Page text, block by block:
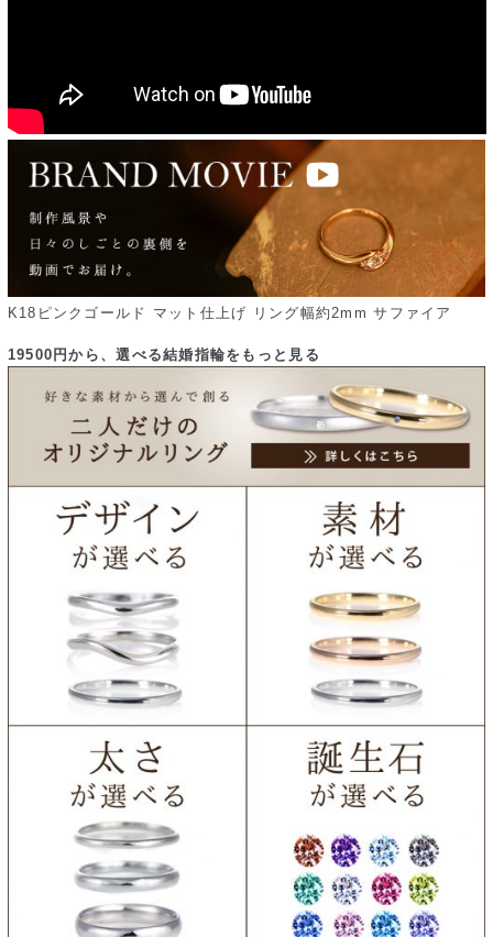
K18ピンクゴールド マット仕上げ リング幅約2mm サファイア
19500円から、選べる結婚指輪をもっと見る